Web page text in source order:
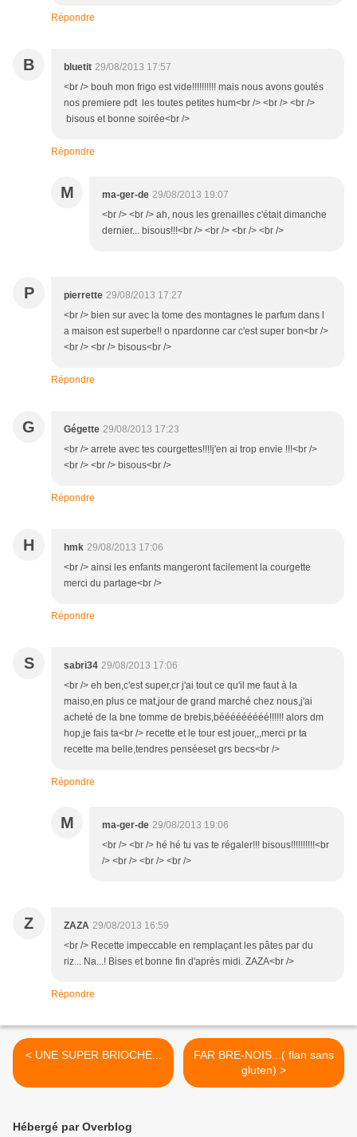
Répondre
B bluetit 29/08/2013 17:57
<br /> bouh mon frigo est vide!!!!!!!!!! mais nous avons goutés
nos premiere pdt les toutes petites hum<br /> <br /> <br />
bisous et bonne soirée<br />
Répondre
M ma-ger-de 29/08/2013 19:07
<br /> <br /> ah, nous les grenailles c'était dimanche
dernier... bisous!!!<br /> <br /> <br /> <br />
P pierrette 29/08/2013 17:27
<br /> bien sur avec la tome des montagnes le parfum dans l
a maison est superbe!! o npardonne car c'est super bon<br />
<br /> <br /> bisous<br />
Répondre
G Gégette 29/08/2013 17:23
<br /> arrete avec tes courgettes!!!!j'en ai trop envie !!!<br />
<br /> <br /> bisous<br />
Répondre
H hmk 29/08/2013 17:06
<br /> ainsi les enfants mangeront facilement la courgette
merci du partage<br />
Répondre
S sabri34 29/08/2013 17:06
<br /> eh ben,c'est super,cr j'ai tout ce qu'il me faut à la
maiso,en plus ce mat,jour de grand marché chez nous,j'ai
acheté de la bne tomme de brebis,bééééééééé!!!!!! alors dm
hop,je fais ta<br /> recette et le tour est jouer,,,merci pr ta
recette ma belle,tendres penséeset grs becs<br />
Répondre
M ma-ger-de 29/08/2013 19:06
<br /> <br /> hé hé tu vas te régaler!!! bisous!!!!!!!!!!<br
/> <br /> <br /> <br />
Z ZAZA 29/08/2013 16:59
<br /> Recette impeccable en remplaçant les pâtes par du
riz... Na...! Bises et bonne fin d'après midi. ZAZA<br />
Répondre
< UNE SUPER BRIOCHE...
FAR BRE-NOIS...( flan sans
gluten) >
Hébergé par Overblog